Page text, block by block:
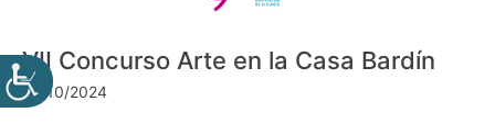
VII Concurso Arte en la Casa Bardín
24/10/2024